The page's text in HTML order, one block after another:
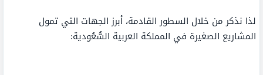
لذا نذكر من خلال السطور القادمة، أبرز الجهات التي تمول
المشاريع الصغيرة في المملكة العربية السُّعُودية: